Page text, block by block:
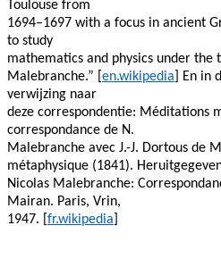
Toulouse from
1694–1697 with a focus in ancient
to study
mathematics and physics under the
Malebranche.” [ en.wikipedia ] En in
verwijzing naar
deze correspondentie: Méditations
correspondance de N.
Malebranche avec J.-J. Dortous de
métaphysique (1841).
Nicolas Malebranche:
Mairan. Paris, Vrin,
1947. [ fr.wikipedia